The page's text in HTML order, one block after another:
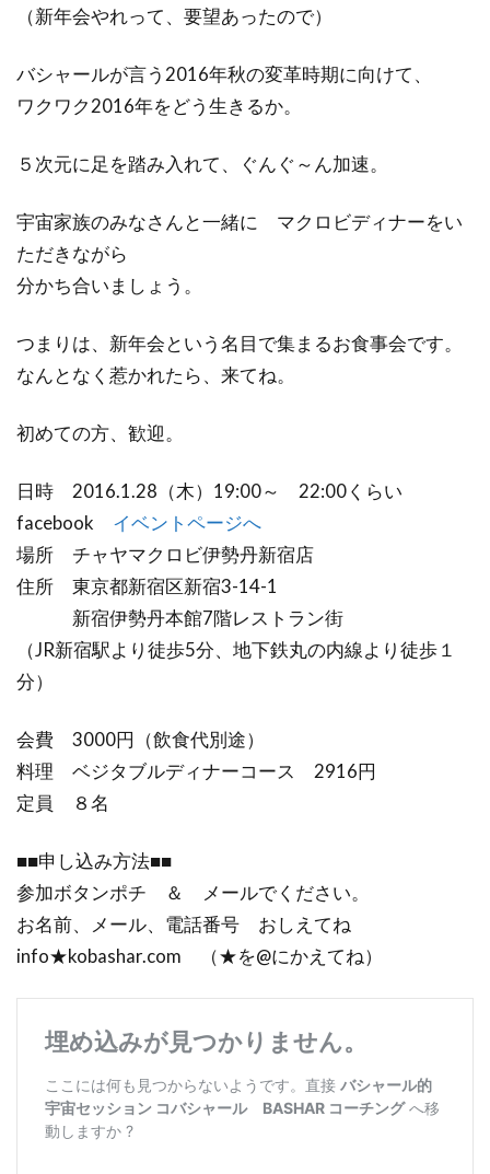
（新年会やれって、要望あったので）
バシャールが言う2016年秋の変革時期に向けて、
ワクワク2016年をどう生きるか。
５次元に足を踏み入れて、ぐんぐ～ん加速。
宇宙家族のみなさんと一緒に マクロビディナーをい
ただきながら
分かち合いましょう。
つまりは、新年会という名目で集まるお食事会です。
なんとなく惹かれたら、来てね。
初めての方、歓迎。
日時 2016.1.28（木）19:00～ 22:00くらい
facebook イベントページへ
場所 チャヤマクロビ伊勢丹新宿店
住所 東京都新宿区新宿3-14-1
新宿伊勢丹本館7階レストラン街
（JR新宿駅より徒歩5分、地下鉄丸の内線より徒歩１
分）
会費 3000円（飲食代別途）
料理 ベジタブルディナーコース 2916円
定員 ８名
■■申し込み方法■■
参加ボタンポチ ＆ メールでください。
お名前、メール、電話番号 おしえてね
info★kobashar.com （★を@にかえてね）